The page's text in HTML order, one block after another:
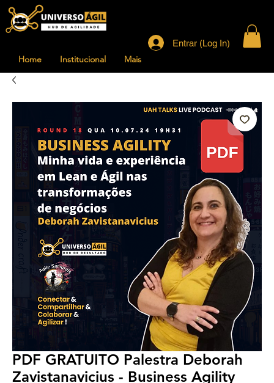
Home Institucional Mais
Entrar (Log In)
PDF GRATUITO Palestra Deborah
Zavistanavicius - Business Agility